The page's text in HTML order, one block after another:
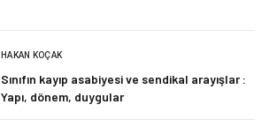
HAKAN KOÇAK
Sınıfın kayıp asabiyesi ve sendikal arayışlar :
Yapı, dönem, duygular